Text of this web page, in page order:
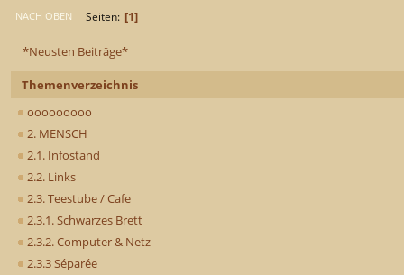
*Neusten Beiträge*
Themenverzeichnis
ooooooooo
2. MENSCH
2.1. Infostand
2.2. Links
2.3. Teestube / Cafe
2.3.1. Schwarzes Brett
2.3.2. Computer & Netz
2.3.3 Séparée
NACH OBEN Seiten 1